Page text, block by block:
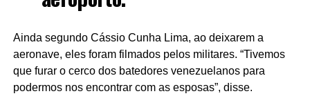
Ainda segundo Cássio Cunha Lima, ao deixarem a
aeronave, eles foram filmados pelos militares. “Tivemos
que furar o cerco dos batedores venezuelanos para
podermos nos encontrar com as esposas”, disse.